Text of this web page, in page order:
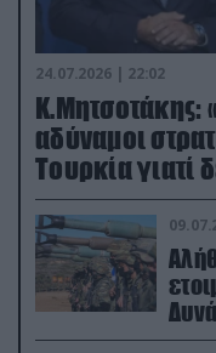
24.07.2026 | 22:02
Κ.Μητσοτάκης:
αδύναμοι
Τουρκία γιατί
(βίντεο)